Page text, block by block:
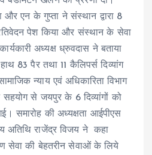
एन के गुप्ता ने संस्थान द्वारा 8
पेश किया और संस्थान के सेवा
अध्यक्ष ध्रुवदास ने बताया
83 पैर तथा 11 कैलिपर्स दिव्यांग
न्याय एवं अधिकारिता विभाग
से जयपुर के 6 दिव्यांगों को
समारोह की अध्यक्षता आईपीएस
अतिथि राजेंद्र विजय ने कहा
सेवा की बेहतरीन सेवाओं के लिये